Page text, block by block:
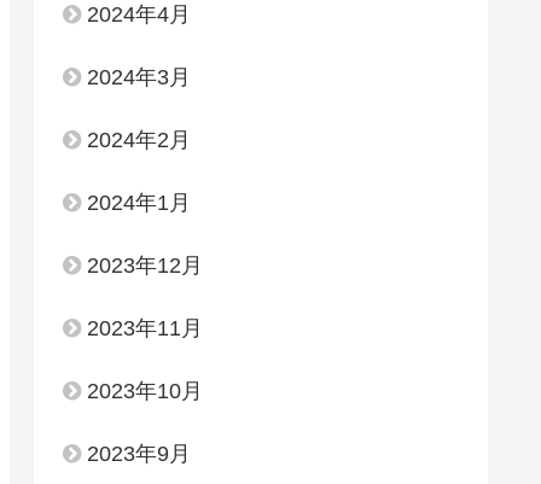
2024年4月
2024年3月
2024年2月
2024年1月
2023年12月
2023年11月
2023年10月
2023年9月